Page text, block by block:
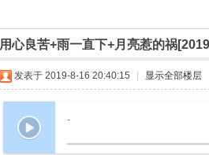
用心良苦+雨一直下+月亮惹的祸
发表于 2019-8-16 20:40:15 显示全部楼层
-